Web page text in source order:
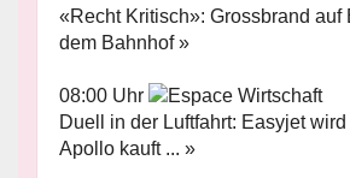
«Recht Kritisch»: Grossbrand auf
dem Bahnhof »
08:00 Uhr
Duell in der Luftfahrt: Easyjet
Apollo kauft ... »